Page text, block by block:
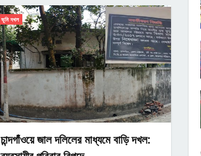
ভূমি দখল
চান্দগাঁওয়ে জাল দলিলের মাধ্যমে বাড়ি দখল: